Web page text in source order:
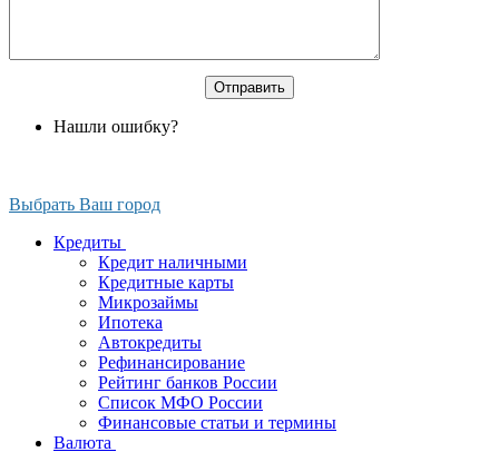
Нашли ошибку?
Выбрать Ваш город
Кредиты
Кредит наличными
Кредитные карты
Микрозаймы
Ипотека
Автокредиты
Рефинансирование
Рейтинг банков России
Список МФО России
Финансовые статьи и термины
Валюта